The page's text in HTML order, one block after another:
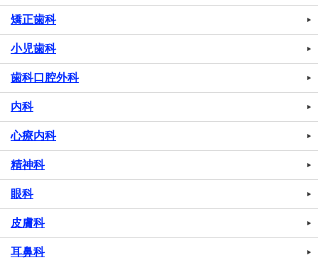
矯正歯科
小児歯科
歯科口腔外科
内科
心療内科
精神科
眼科
皮膚科
耳鼻科